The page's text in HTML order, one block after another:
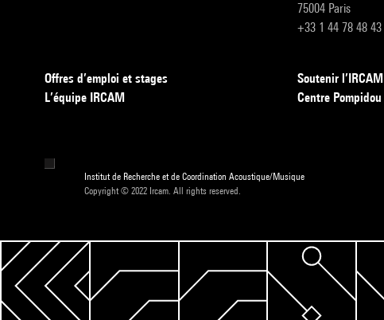
75004 Paris
+33 1 44 78 48 43
Offres d’emploi et stages
L’équipe IRCAM
Soutenir l’IRCAM
Centre Pompidou
Institut de Recherche et de Coordination Acoustique/Musique
Copyright © 2022 Ircam. All rights reserved.